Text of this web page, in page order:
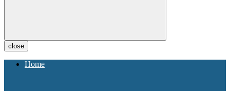
close
Home